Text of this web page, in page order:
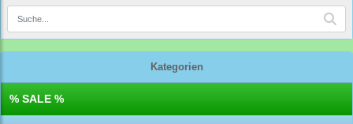
Kategorien
% SALE %